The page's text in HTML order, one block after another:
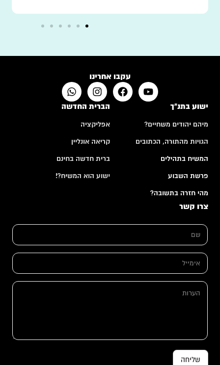
עקבו אחרינו
ישוע בתנ"ך
מיהם יהודים משחיים?
הגויות מהתורה, הכתובים
המשיח בתהילים
פרשת השבוע
מהי חזרה בתשובה?
הברית החדשה
אפליקציה
קריאה אונליין
ברית חדשה בחינם
ישוע הוא המשיח?!
צרו קשר
ש
*
א
מ
יי
ש
ה
שליחה